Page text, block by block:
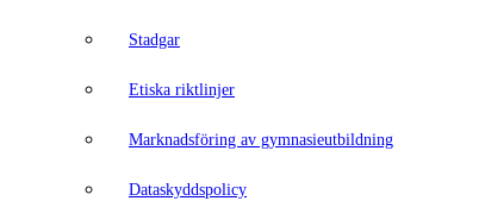
Stadgar
Etiska riktlinjer
Marknadsföring av gymnasieutbildning
Dataskyddspolicy